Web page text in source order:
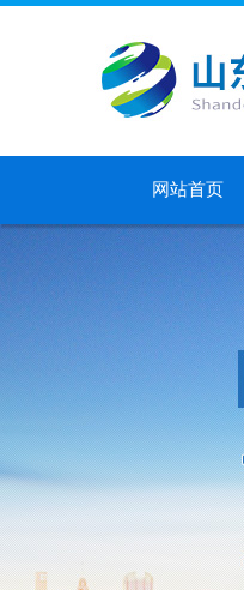
网站首页